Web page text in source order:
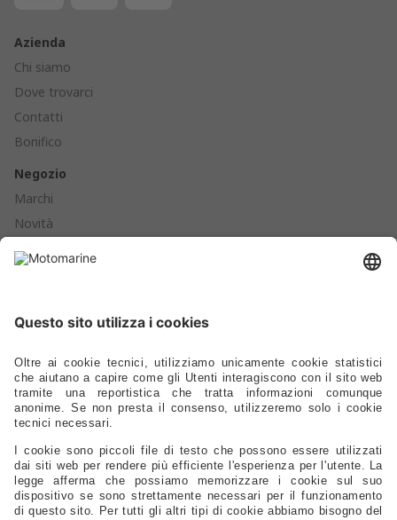
Azienda
Chi siamo
Dove trovarci
Contatti
Bonifico
Negozio
Marchi
Novità
Cataloghi
Ferramenta - Chiusure - Viteria
Scalette - Passerelle - Supporti Sedili - Oblò - Prese D'aria
Cucine - Frigoriferi - Sanitari - Idraulica - Raccorderia - Pompe
Elettrica - Luci - Fanali - Energia
Strumentazione - Bussole - Binocoli - Antenne - Elettronica
Sicurezza - Sport - Abbigliamento - Battelli - Alaggio - Carrelli
Vela - Cordame - Coperture - Rivestimenti
Ricambi Motore - Eliche - Anodi - Serbatoi - Filtri